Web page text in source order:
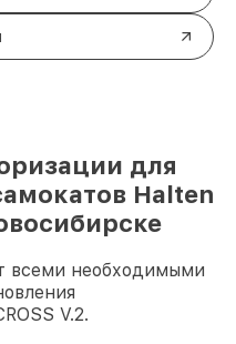
для
Halten
всеми необходимыми
V.2.